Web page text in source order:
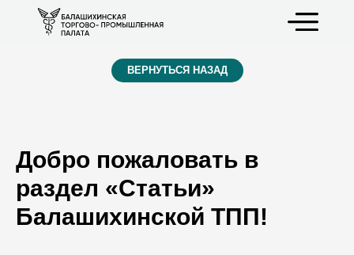
ВЕРНУТЬСЯ НАЗАД
Добро пожаловать в
раздел «Статьи»
Балашихинской ТПП!